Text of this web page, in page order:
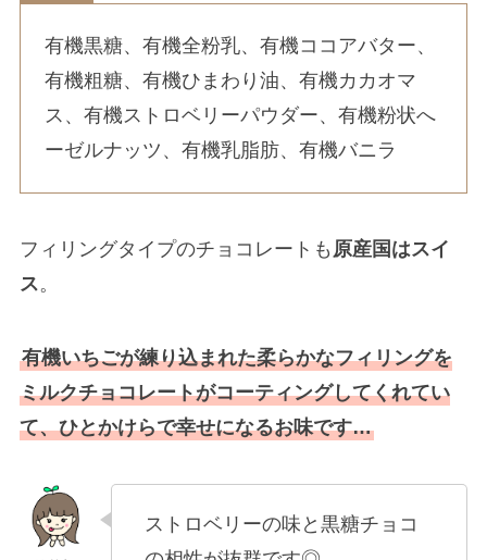
有機黒糖、有機全粉乳、有機ココアバター、
有機粗糖、有機ひまわり油、有機カカオマ
ス、有機ストロベリーパウダー、有機粉状へ
ーゼルナッツ、有機乳脂肪、有機バニラ
フィリングタイプのチョコレートも 原産国はスイ
ス。
有機いちごが練り込まれた柔らかなフィリングを
ミルクチョコレートがコーティングしてくれてい
て、ひとかけらで幸せになるお味です…
ストロベリーの味と黒糖チョコ